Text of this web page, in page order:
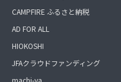
CAMPFIRE ふるさと納税
AD FOR ALL
HIOKOSHI
JFAクラウドファンディング
machi-ya